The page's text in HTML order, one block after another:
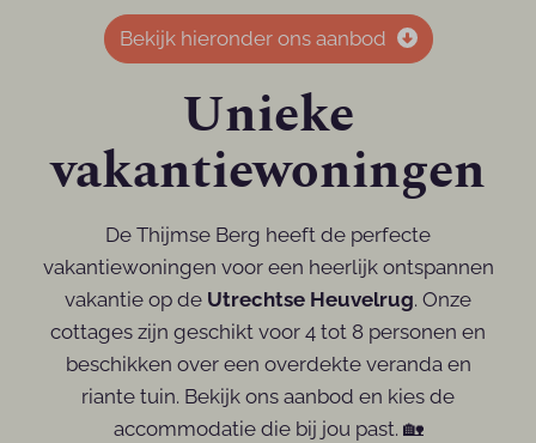
Bekijk hieronder ons aanbod
Unieke
vakantiewoningen
De Thijmse Berg heeft de perfecte
vakantiewoningen voor een heerlijk ontspannen
vakantie op de Utrechtse Heuvelrug. Onze
cottages zijn geschikt voor 4 tot 8 personen en
beschikken over een overdekte veranda en
riante tuin. Bekijk ons aanbod en kies de
accommodatie die bij jou past. 🏡